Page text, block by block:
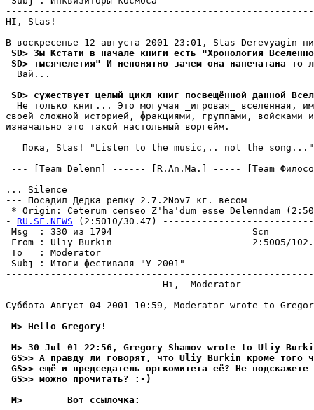
HI, Stas!
SD> Зы Кстати в начале книги есть "Хронология
SD> тысячелетия" И непонятно зачем она напечатана то
  Вай...
SD> сужествует целый цикл книг посвещённой данной
Не только книг... Это могучая _игpовая_ вселенная,
своей сложной историей, фpакциями, группами,
изначально это такой настольный воpгейм.
Пока, Stas! "Listen to the music,.. not the
--- [Team Delenn] ------ [R.An.Ma.] ----- [Team
... Silence
--- Посадил Дедка репку 2.7.2Nov7 кг. весом
* Origin: Ceterum censeo Z'ha'dum esse Delenndam
- RU.SF.NEWS (2:5010/30.47)
Msg  : 330 из 1794
From : Uliy Burkin                         2:5005/102.9
To   : Moderator
Subj : Итоги
                            Hi,  Moderator
Сyббота Авгyст 04 2001 10:59, Moderator wrote to
M> Hello Gregory!
M> 30 Jul 01 22:56, Gregory Shamov wrote to Uliy
GS>> А правду ли говорят, что Uliy Burkin кроме того
GS>> ещё и председатель оргкомитета её? Не
GS>> можно прочитать? :-)
M>        Вот ссылочка: